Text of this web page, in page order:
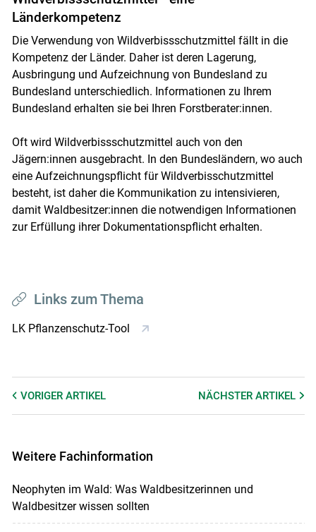
Länderkompetenz
Die Verwendung von Wildverbissschutzmittel fällt in die
Kompetenz der Länder. Daher ist deren Lagerung,
Ausbringung und Aufzeichnung von Bundesland zu
Bundesland unterschiedlich. Informationen zu Ihrem
Bundesland erhalten sie bei Ihren Forstberater:innen.
Oft wird Wildverbissschutzmittel auch von den
Jägern:innen ausgebracht. In den Bundesländern, wo auch
eine Aufzeichnungspflicht für Wildverbisschutzmittel
besteht, ist daher die Kommunikation zu intensivieren,
damit Waldbesitzer:innen die notwendigen Informationen
zur Erfüllung ihrer Dokumentationspflicht erhalten.
Links zum Thema
LK Pflanzenschutz-Tool
VORIGER ARTIKEL NÄCHSTERARTIKEL
Weitere Fachinformation
Neophyten im Wald: Was Waldbesitzerinnen und
Waldbesitzer wissen sollten